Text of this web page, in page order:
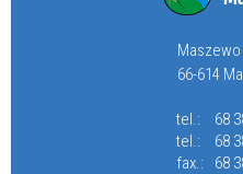
Maszewo
66-614
tel.:
68
tel.:
68
fax.:
68